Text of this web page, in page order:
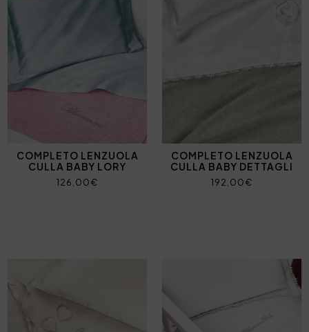
COMPLETO LENZUOLA
CULLA BABY LORY
126,00€
COMPLETO LENZUOLA
CULLA BABY DETTAGLI
192,00€